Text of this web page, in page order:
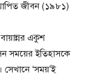
জীবন (১৯৮১)
একুশ
সময়ের ইতিহাসকে
সেখানে ‘সময়’ই